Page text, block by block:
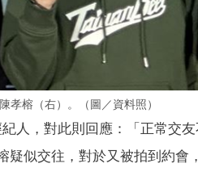
孝榕（右）。（圖／資料照）
人，對此則回應：「正常交
疑似交往，對於又被拍到約會